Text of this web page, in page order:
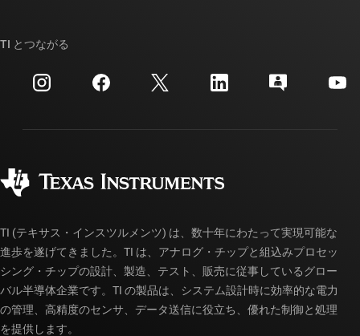
投資家向け情報
製造
クロスリファレンス検索
カスタマー・サポート・センター
myTI アカウントの FAQ
ご注文に関する FAQ
TI とつながる
TI (テキサス・インスツルメンツ) は、数十年にわたって実現可能な
進歩を遂げてきました。TI は、アナログ・チップと組込みプロセッ
シング・チップの設計、製造、テスト、販売に従事しているグロー
バル半導体企業です。TI の製品は、システム設計時に効率的な電力
の管理、高精度のセンサ、データ送信に役立ち、優れた制御と処理
を提供します。